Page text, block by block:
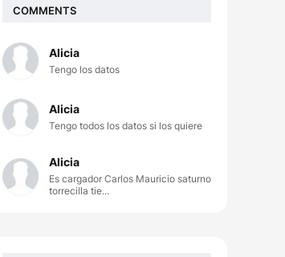
COMMENTS
Alicia
Tengo los datos
Alicia
Tengo todos los datos si los quiere
Alicia
Es cargador Carlos Mauricio saturno
torrecilla tie...